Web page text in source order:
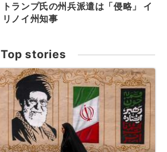
トランプ氏の州兵派遣は「侵略」 イ
リノイ州知事
Top stories